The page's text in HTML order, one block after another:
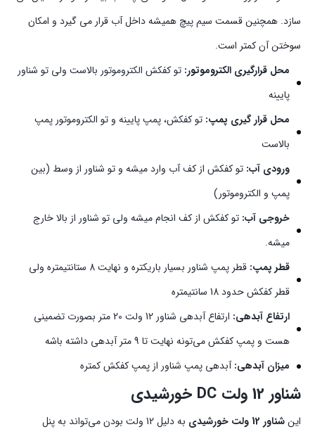
سازد. همچنین قسمت سیم پیچ همیشه داخل آب قرار می گیرد و امکان
سوختن آن کمتر است.
محل قرارگیری الکتروموتور: تو کفکش الکتروموتور بالاست ولی تو شناور
پایینه
محل قرار گیری پمپ: تو کفکش، پمپ پایینه و تو الکتروموتور پمپ
بالاست
ورودی آب: تو کفکش از کف آب وارد میشه و تو شناور از وسط (بین
پمپ و الکتروموتور)
خروجی آب: تو کفکش از کف انجام میشه ولی تو شناور از بالا خارج
میشه.
قطر پمپ:
قطر پمپ شناور بسیار باریکتره و نهایت 8 ستانتیمتره ولی
قطر کفکش حدود 18 سانتیمتره
ارتفاع آبدهی:
ارتفاع آبدهی شناور 12 ولت 20 متر بصورت تضمینی
هست و پمپ کفکش می‌تونه نهایت تا 9 متر آبدهی داشته باشه
میزان آبدهی:آبدهی پمپ شناور از پمپ کفکش کمتره
شناور 12 ولت DC خورشیدی
اینشناور 12 ولت خورشیدی به دلیل 12 ولت بودن می‌تواند به پنل